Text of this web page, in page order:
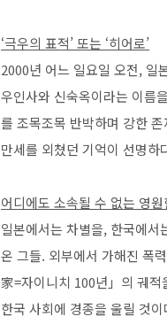
‘극우의 표적’ 또는 ‘히어로’
2000년 어느 일요일 오전, 일
우인사와 신숙옥이라는 이름
를 조목조목 반박하며 강한
만세를 외쳤던 기억이 선명
어디에도 소속될 수 없는 영
일본에서는 차별을, 한국에
온 그들. 외부에서 가해진 폭
家=자이니치 100년」의 궤
한국 사회에 경종을 울릴 것이